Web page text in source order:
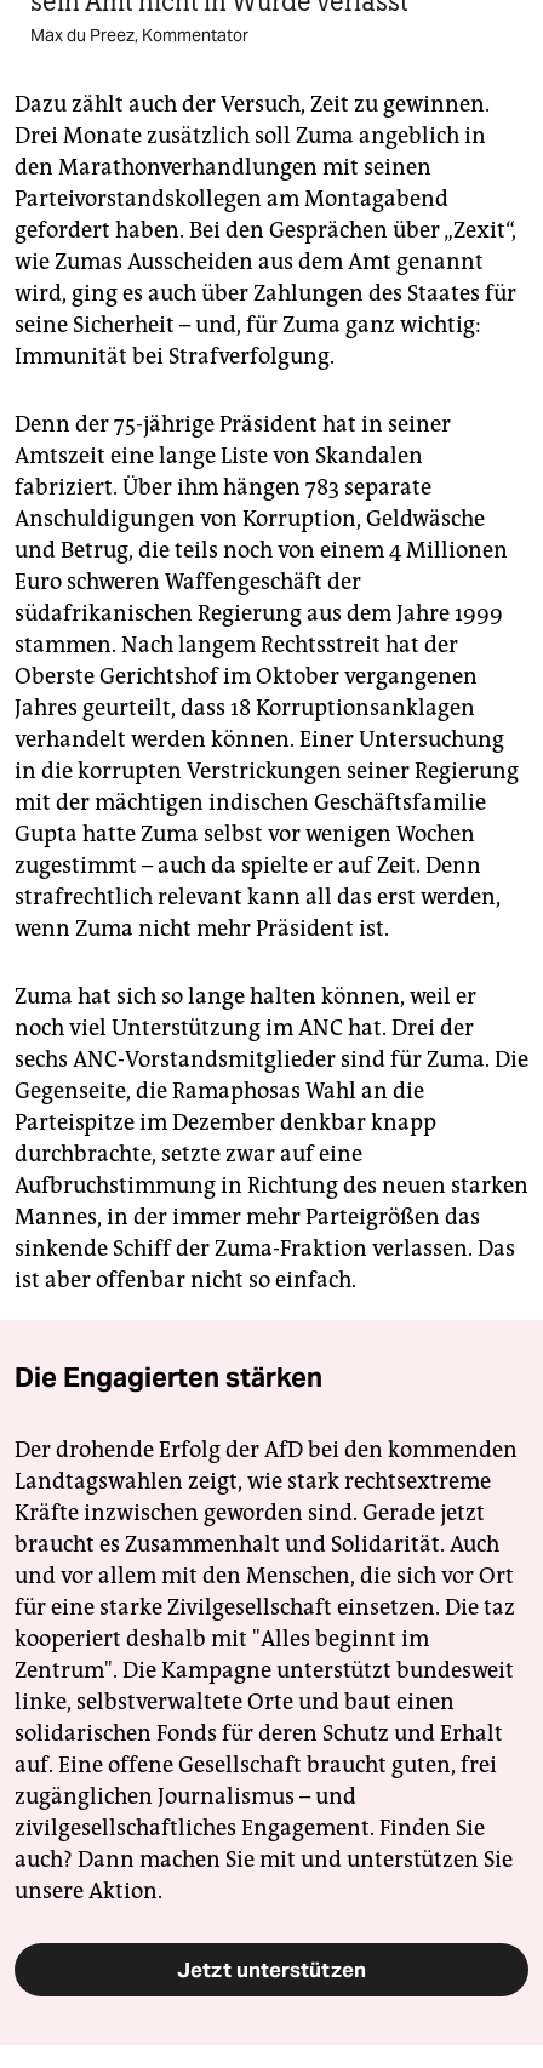
Max du Preez, Kommentator
Dazu zählt auch der Versuch, Zeit zu gewinnen.
Drei Monate zusätzlich soll Zuma angeblich in
den Marathonverhandlungen mit seinen
Parteivorstandskollegen am Montagabend
gefordert haben. Bei den Gesprächen über „Zexit“,
wie Zumas Ausscheiden aus dem Amt genannt
wird, ging es auch über Zahlungen des Staates für
seine Sicherheit – und, für Zuma ganz wichtig:
Immunität bei Strafverfolgung.
Denn der 75-jährige Präsident hat in seiner
Amtszeit eine lange Liste von Skandalen
fabriziert. Über ihm hängen 783 separate
Anschuldigungen von Korruption, Geldwäsche
und Betrug, die teils noch von einem 4 Millionen
Euro schweren Waffengeschäft der
südafrikanischen Regierung aus dem Jahre 1999
stammen. Nach langem Rechtsstreit hat der
Oberste Gerichtshof im Oktober vergangenen
Jahres geurteilt, dass 18 Korruptionsanklagen
verhandelt werden können. Einer Untersuchung
in die korrupten Verstrickungen seiner Regierung
mit der mächtigen indischen Geschäftsfamilie
Gupta hatte Zuma selbst vor wenigen Wochen
zugestimmt – auch da spielte er auf Zeit. Denn
strafrechtlich relevant kann all das erst werden,
wenn Zuma nicht mehr Präsident ist.
Zuma hat sich so lange halten können, weil er
noch viel Unterstützung im ANC hat. Drei der
sechs ANC-Vorstandsmitglieder sind für Zuma. Die
Gegenseite, die Ramaphosas Wahl an die
Parteispitze im Dezember denkbar knapp
durchbrachte, setzte zwar auf eine
Aufbruchstimmung in Richtung des neuen starken
Mannes, in der immer mehr Parteigrößen das
sinkende Schiff der Zuma-Fraktion verlassen. Das
ist aber offenbar nicht so einfach.
Die Engagierten stärken
Der drohende Erfolg der AfD bei den kommenden
Landtagswahlen zeigt, wie stark rechtsextreme
Kräfte inzwischen geworden sind. Gerade jetzt
braucht es Zusammenhalt und Solidarität. Auch
und vor allem mit den Menschen, die sich vor Ort
für eine starke Zivilgesellschaft einsetzen. Die taz
kooperiert deshalb mit "Alles beginnt im
Zentrum". Die Kampagne unterstützt bundesweit
linke, selbstverwaltete Orte und baut einen
solidarischen Fonds für deren Schutz und Erhalt
auf. Eine offene Gesellschaft braucht guten, frei
zugänglichen Journalismus – und
zivilgesellschaftliches Engagement. Finden Sie
auch? Dann machen Sie mit und unterstützen Sie
unsere Aktion.
Jetzt unterstützen